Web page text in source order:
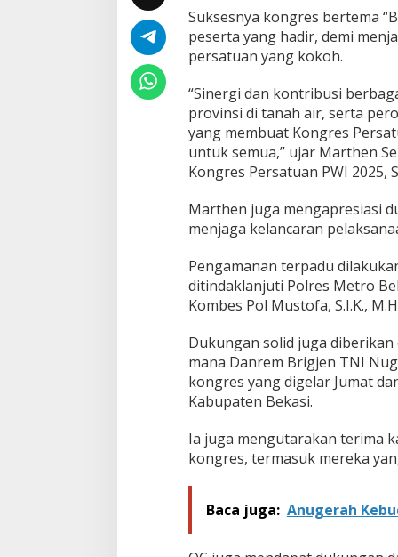
a
s
i
u
k
u
n
g
a
e
r
a
g
a
i
i
h
a
k
Suksesnya kongres bertema
peserta yang hadir, demi
persatuan yang kokoh.
“Sinergi dan kontribusi
provinsi di tanah air, serta
yang membuat Kongres
untuk semua,” ujar Marthen
Kongres Persatuan PWI 2025,
Marthen juga mengapresiasi
menjaga kelancaran
Pengamanan terpadu
ditindaklanjuti Polres Metro
Kombes Pol Mustofa, S.I.K.,
Dukungan solid juga
mana Danrem Brigjen TNI
kongres yang digelar Jumat
Kabupaten Bekasi.
Ia juga mengutarakan terima
kongres, termasuk mereka
Baca juga: Anugerah